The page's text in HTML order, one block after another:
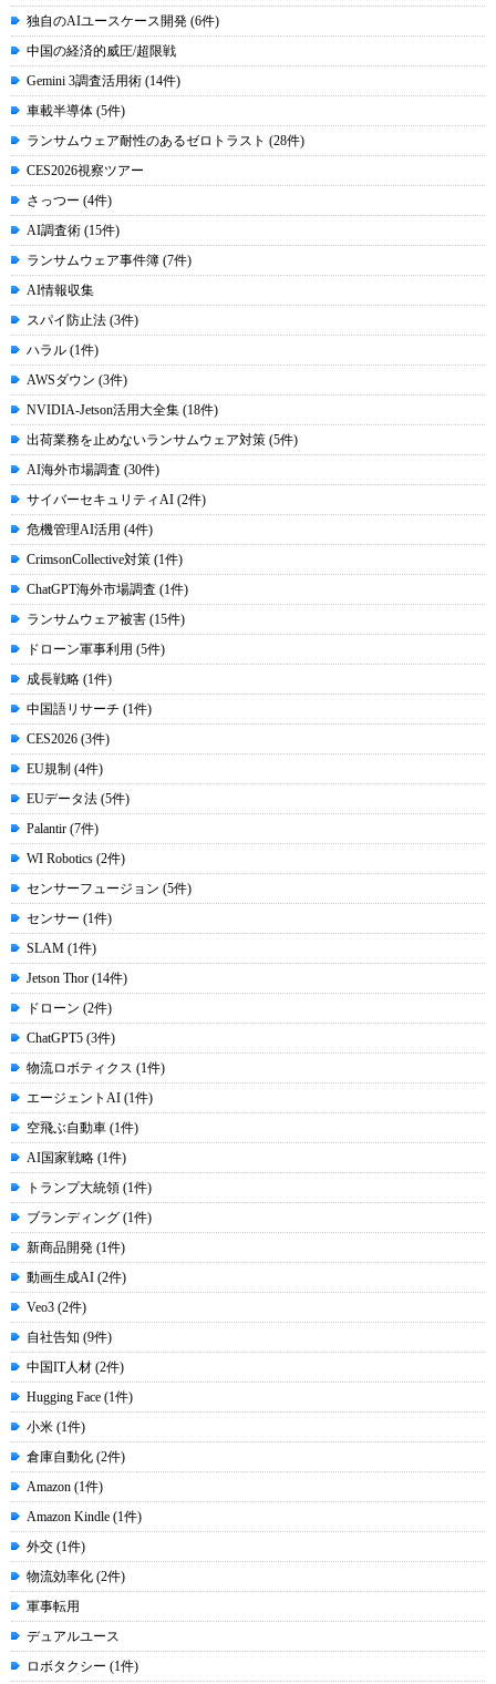
独自のAIユースケース開発 (6件)
中国の経済的威圧/超限戦
Gemini 3調査活用術 (14件)
車載半導体 (5件)
ランサムウェア耐性のあるゼロトラスト (28件)
CES2026視察ツアー
さっつー (4件)
AI調査術 (15件)
ランサムウェア事件簿 (7件)
AI情報収集
スパイ防止法 (3件)
ハラル (1件)
AWSダウン (3件)
NVIDIA-Jetson活用大全集 (18件)
出荷業務を止めないランサムウェア対策 (5件)
AI海外市場調査 (30件)
サイバーセキュリティAI (2件)
危機管理AI活用 (4件)
CrimsonCollective対策 (1件)
ChatGPT海外市場調査 (1件)
ランサムウェア被害 (15件)
ドローン軍事利用 (5件)
成長戦略 (1件)
中国語リサーチ (1件)
CES2026 (3件)
EU規制 (4件)
EUデータ法 (5件)
Palantir (7件)
WI Robotics (2件)
センサーフュージョン (5件)
センサー (1件)
SLAM (1件)
Jetson Thor (14件)
ドローン (2件)
ChatGPT5 (3件)
物流ロボティクス (1件)
エージェントAI (1件)
空飛ぶ自動車 (1件)
AI国家戦略 (1件)
トランプ大統領 (1件)
ブランディング (1件)
新商品開発 (1件)
動画生成AI (2件)
Veo3 (2件)
自社告知 (9件)
中国IT人材 (2件)
Hugging Face (1件)
小米 (1件)
倉庫自動化 (2件)
Amazon (1件)
Amazon Kindle (1件)
外交 (1件)
物流効率化 (2件)
軍事転用
デュアルユース
ロボタクシー (1件)